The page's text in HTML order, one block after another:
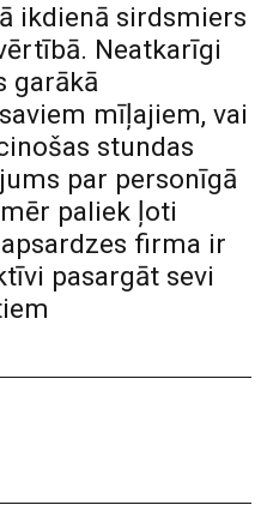
ikdienā sirdsmiers
Neatkarīgi
garākā
mīļajiem, vai
stundas
par personīgā
paliek ļoti
firma ir
pasargāt sevi